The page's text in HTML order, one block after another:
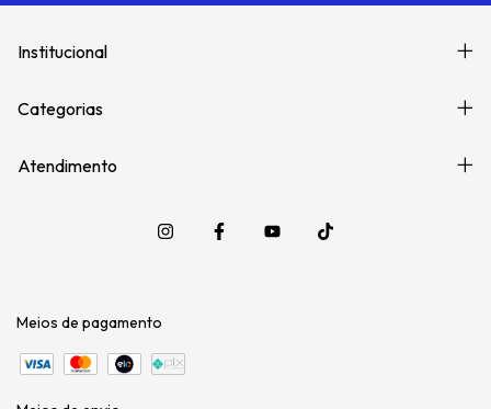
Institucional
Categorias
Atendimento
Meios de pagamento